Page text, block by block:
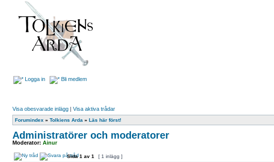
Logga in Bli medlem
Visa obesvarade inlägg | Visa aktiva trådar
Forumindex » Tolkiens Arda » Läs här först!
Administratörer och moderatorer
Moderator: Ainur
Sida1 av 1 [ 1 inlägg ]